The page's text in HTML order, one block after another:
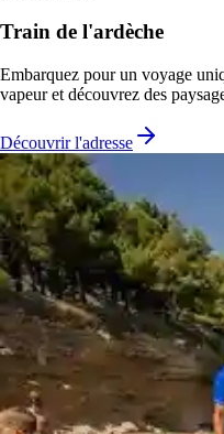
Train de l'ardèche
Embarquez pour un voyage
vapeur et découvrez des
Découvrir l'adresse